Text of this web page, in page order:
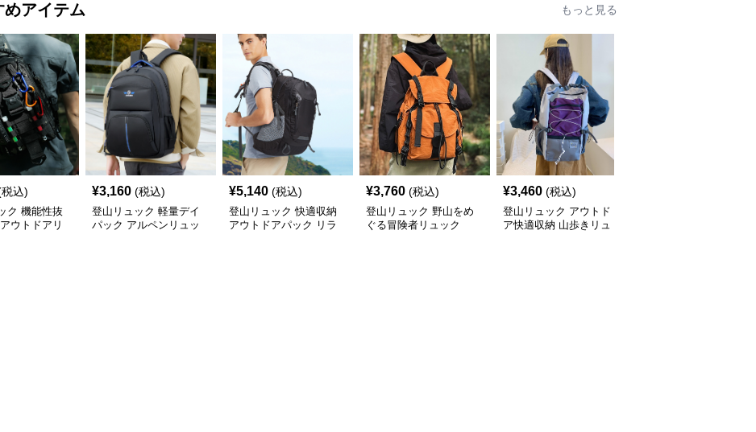
めアイテム もっと見る
込)
ク 機能性抜
ウトドアリ
¥3,160 (税込)
登山リュック 軽量デイ
パック アルペンリュッ
¥5,140 (税込)
登山リュック 快適収納
アウトドアパック リラ
¥3,760 (税込)
登山リュック 野山をめ
ぐる冒険者リュック
¥3,460 (税込)
登山リュック アウトド
ア快適収納 山歩きリュ